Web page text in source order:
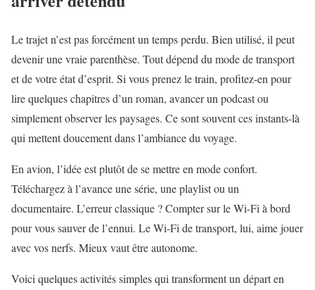
Le trajet n’est pas forcément un temps perdu. Bien utilisé, il peut
devenir une vraie parenthèse. Tout dépend du mode de transport
et de votre état d’esprit. Si vous prenez le train, profitez-en pour
lire quelques chapitres d’un roman, avancer un podcast ou
simplement observer les paysages. Ce sont souvent ces instants-là
qui mettent doucement dans l’ambiance du voyage.
En avion, l’idée est plutôt de se mettre en mode confort.
Téléchargez à l’avance une série, une playlist ou un
documentaire. L’erreur classique ? Compter sur le Wi-Fi à bord
pour vous sauver de l’ennui. Le Wi-Fi de transport, lui, aime jouer
avec vos nerfs. Mieux vaut être autonome.
Voici quelques activités simples qui transforment un départ en